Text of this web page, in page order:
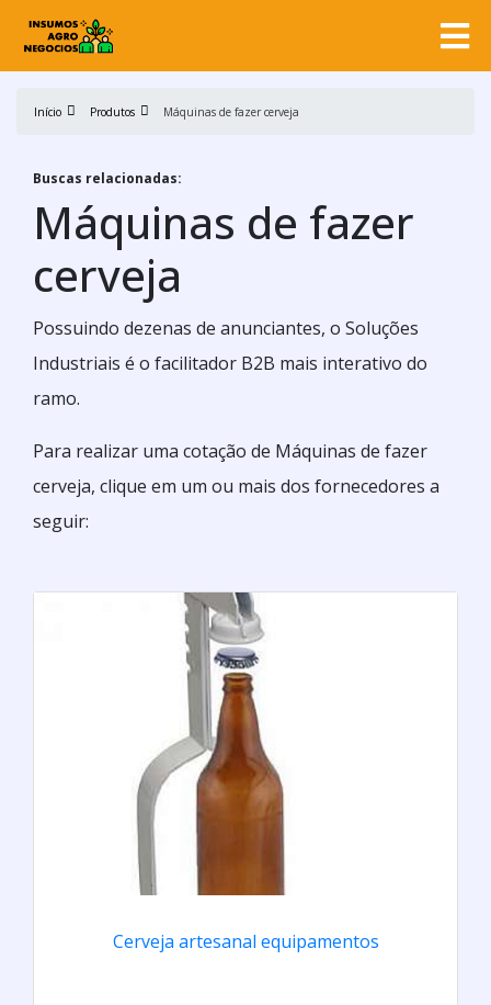
Início Produtos Máquinas de fazer cerveja
Buscas relacionadas:
Máquinas de fazer
cerveja
Possuindo dezenas de anunciantes, o Soluções
Industriais é o facilitador B2B mais interativo do
ramo.
Para realizar uma cotação de Máquinas de fazer
cerveja, clique em um ou mais dos fornecedores a
seguir:
Cerveja artesanal equipamentos